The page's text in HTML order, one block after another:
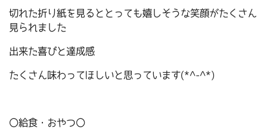
切れた折り紙を見るととっても嬉しそうな笑顔がたくさん
見られました
出来た喜びと達成感
たくさん味わってほしいと思っています(*^-^*)
〇給食・おやつ〇